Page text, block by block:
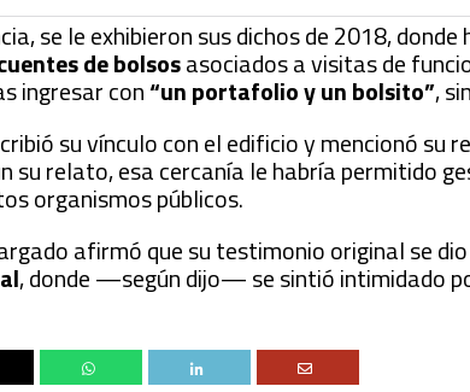
se le exhibieron sus dichos de 2018,
de bolsosasociados a visitas de
ingresar con“un portafolio y un bolsito”,
su vínculo con el edificio y mencionó su
su relato, esa cercanía le habría permitido
organismos públicos.
afirmó que su testimonio original se
, donde —según dijo— se sintió intimidado